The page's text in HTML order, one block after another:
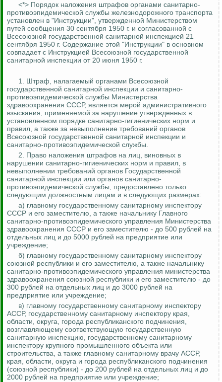
<*> Порядок наложения штрафов органами санитарно-
противоэпидемической службы железнодорожного транспорта
установлен в "Инструкции", утвержденной Министерством
путей сообщения 30 сентября 1950 г. и согласованной с
Всесоюзной государственной санитарной инспекцией 21
сентября 1950 г. Содержание этой "Инструкции" в основном
совпадает с Инструкцией Всесоюзной государственной
санитарной инспекции от 20 июня 1950 г.
1. Штраф, налагаемый органами Всесоюзной
государственной санитарной инспекции и санитарно-
противоэпидемической службы Министерства
здравоохранения СССР, является мерой административного
взыскания, применяемой за нарушение утвержденных в
установленном порядке санитарно-гигиенических норм и
правил, а также за невыполнение требований органов
Всесоюзной государственной санитарной инспекции и
санитарно-противоэпидемической службы.
2. Право наложения штрафов на лиц, виновных в
нарушении санитарно-гигиенических норм и правил, в
невыполнении требований органов Государственной
санитарной инспекции или органов санитарно-
противоэпидемической службы, предоставлено только
следующим должностным лицам и в следующих размерах:
а) главному государственному санитарному инспектору
СССР и его заместителю, а также начальнику Главного
санитарно-противоэпидемического управления Министерства
здравоохранения СССР и его заместителю - до 500 рублей на
отдельных лиц и до 5000 рублей на предприятие или
учреждение;
б) главному государственному санитарному инспектору
союзной республики и его заместителю, а также начальнику
санитарно-противоэпидемического управления министерства
здравоохранения союзной республики и его заместителю - до
300 рублей на отдельных лиц и до 3000 рублей на
предприятие или учреждение;
в) главному государственному санитарному инспектору
АССР, государственному санитарному инспектору края,
области, округа, города республиканского подчинения,
возглавляющему соответствующую государственную
санитарную инспекцию, государственному санитарному
инспектору крупного промышленного объекта или
строительства, а также главному санитарному врачу АССР,
края, области, округа и города республиканского подчинения
(союзной республики) - до 200 рублей на отдельных лиц и до
2000 рублей на предприятие или учреждение;